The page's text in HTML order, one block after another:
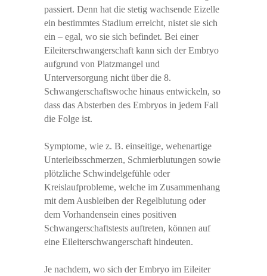
passiert. Denn hat die stetig wachsende Eizelle
ein bestimmtes Stadium erreicht, nistet sie sich
ein – egal, wo sie sich befindet. Bei einer
Eileiterschwangerschaft kann sich der Embryo
aufgrund von Platzmangel und
Unterversorgung nicht über die 8.
Schwangerschaftswoche hinaus entwickeln, so
dass das Absterben des Embryos in jedem Fall
die Folge ist.
Symptome, wie z. B. einseitige, wehenartige
Unterleibsschmerzen, Schmierblutungen sowie
plötzliche Schwindelgefühle oder
Kreislaufprobleme, welche im Zusammenhang
mit dem Ausbleiben der Regelblutung oder
dem Vorhandensein eines positiven
Schwangerschaftstests auftreten, können auf
eine Eileiterschwangerschaft hindeuten.
Je nachdem, wo sich der Embryo im Eileiter